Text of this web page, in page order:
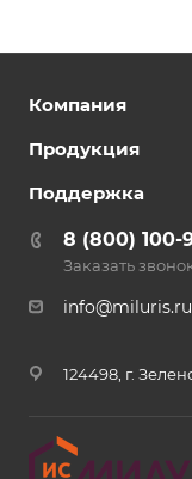
Компания
Продукция
Поддержка
8 (800) 100-
Заказать
info@miluris.ru
124498, г.